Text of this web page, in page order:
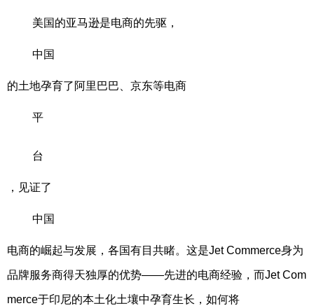
美国的亚马逊是电商的先驱，
中国
的土地孕育了阿里巴巴、京东等电商
平
台
，见证了
中国
电商的崛起与发展，各国有目共睹。这是Jet Commerce身为
品牌服务商得天独厚的优势——先进的电商经验，而Jet Com
merce于印尼的本土化土壤中孕育生长，如何将